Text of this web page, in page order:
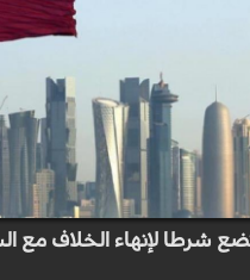
شرطا لإنهاء الخلاف مع